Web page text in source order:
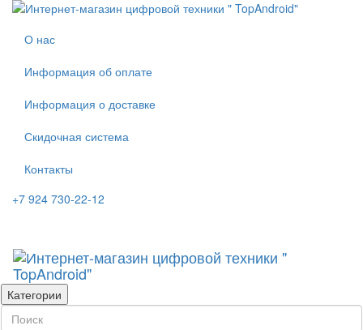
О нас
Информация об оплате
Информация о доставке
Скидочная система
Контакты
+7 924 730-22-12
Категории